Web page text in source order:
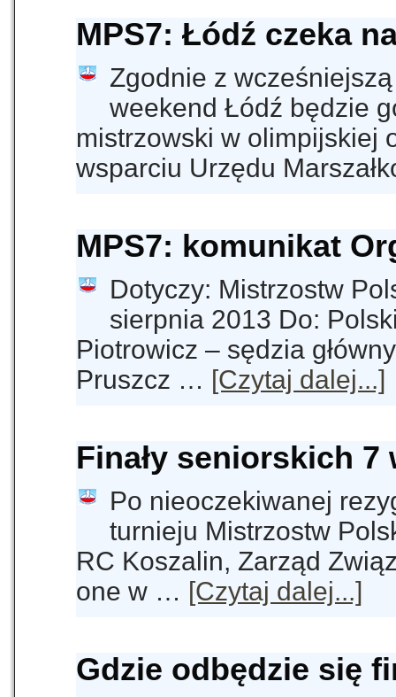
MPS7: Łódź czeka
Zgodnie z
weekend Łódź będzie
mistrzowski w olimpijskiej
wsparciu Urzędu
MPS7: komunikat
Dotyczy: Mistrzostw
sierpnia 2013 Do:
Piotrowicz – sędzia
Pruszcz … [Czytaj dalej...]
Finały seniorskich 7
Po nieoczekiwanej
turnieju Mistrzostw
RC Koszalin, Zarząd
one w … [Czytaj dalej...]
Gdzie odbędzie się